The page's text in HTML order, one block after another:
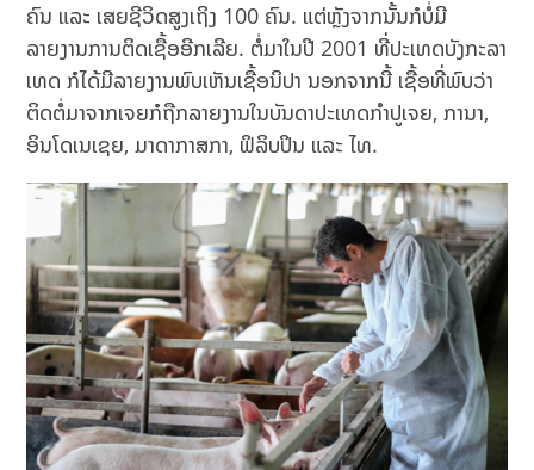
ຄົນ ແລະ ເສຍຊີວິດສູງເຖິງ 100 ຄົນ. ແຕ່ຫຼັງຈາກນັ້ນກໍບໍ່ມີ
ລາຍງານການຕິດເຊື້ອອີກເລີຍ. ຕໍ່ມາໃນປີ 2001 ທີ່ປະເທດບັງກະລາ
ເທດ ກໍໄດ້ມີລາຍງານພົບເຫັນເຊື້ອນິປາ ນອກຈາກນີ້ ເຊື້ອທີ່ພົບວ່າ
ຕິດຕໍ່ມາຈາກເຈຍກໍຖືກລາຍງານໃນບັນດາປະເທດກຳປູເຈຍ, ການາ,
ອິນໂດເນເຊຍ, ມາດາກາສກາ, ຟິລິບປິນ ແລະ ໄທ.